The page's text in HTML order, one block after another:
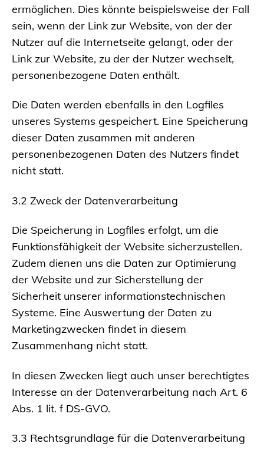
ermöglichen. Dies könnte beispielsweise der Fall
sein, wenn der Link zur Website, von der der
Nutzer auf die Internetseite gelangt, oder der
Link zur Website, zu der der Nutzer wechselt,
personenbezogene Daten enthält.
Die Daten werden ebenfalls in den Logfiles
unseres Systems gespeichert. Eine Speicherung
dieser Daten zusammen mit anderen
personenbezogenen Daten des Nutzers findet
nicht statt.
3.2 Zweck der Datenverarbeitung
Die Speicherung in Logfiles erfolgt, um die
Funktionsfähigkeit der Website sicherzustellen.
Zudem dienen uns die Daten zur Optimierung
der Website und zur Sicherstellung der
Sicherheit unserer informationstechnischen
Systeme. Eine Auswertung der Daten zu
Marketingzwecken findet in diesem
Zusammenhang nicht statt.
In diesen Zwecken liegt auch unser berechtigtes
Interesse an der Datenverarbeitung nach Art. 6
Abs. 1 lit. f DS-GVO.
3.3 Rechtsgrundlage für die Datenverarbeitung